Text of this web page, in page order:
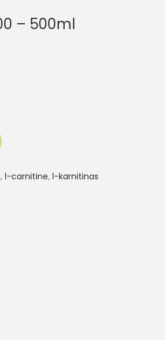
– 500ml
, l-carnitine, l-karnitinas